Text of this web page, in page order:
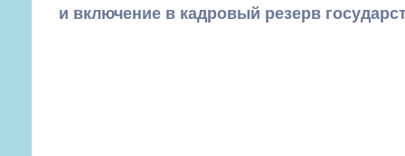
и включение в кадровый резерв